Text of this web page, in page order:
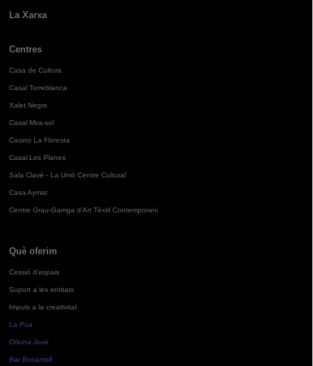
La Xarxa
Centres
Casa de Cultura
Casal Torreblanca
Xalet Negre
Casal Mira-sol
Casino La Floresta
Casal Les Planes
Sala Clavé - La Unió Centre Cultural
Casa Aymat
Centre Grau-Garriga d'Art Tèxtil Contemporani
Què oferim
Cessió d'espais
Suport a les entitats
Impuls a la creativitat
La Pua
Oficina Jove
Bar Bocamoll